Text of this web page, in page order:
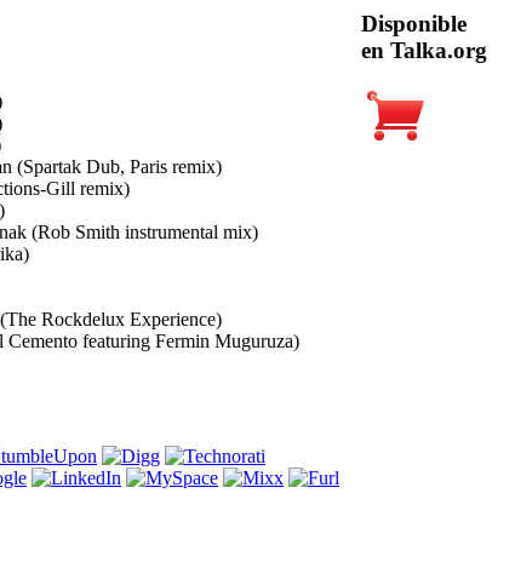
(Spartak Dub, Paris remix)
Gill remix)
(Rob Smith instrumental mix)
Rockdelux Experience)
featuring Fermin Muguruza)
Disponible
en Talka.org